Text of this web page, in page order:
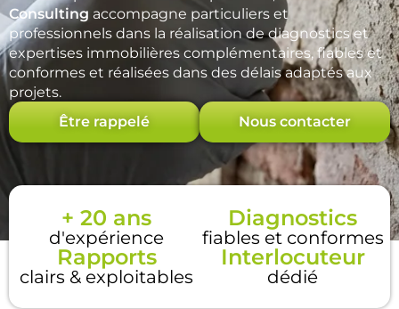
Consulting accompagne particuliers et
professionnels dans la réalisation de diagnostics et
expertises immobilières complémentaires, fiables et
conformes et réalisées dans des délais adaptés aux
projets.
Être rappelé Nous contacter
+ 20 ans
d'expérience
Diagnostics
fiables et conformes
Rapports
clairs & exploitables
Interlocuteur
dédié